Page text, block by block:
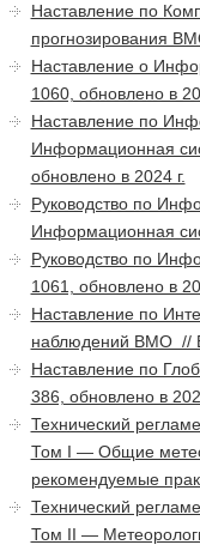
Наставление по
прогнозирования
Наставление о
1060, обновлено в
Наставление по
Информационная
обновлено в 2024 г.
Руководство по
Информационная
Руководство по
1061, обновлено в
Наставление по
наблюдений ВМО //
Наставление по
386, обновлено в
Технический
Том I — Общие
рекомендуемые
Технический
Том II —